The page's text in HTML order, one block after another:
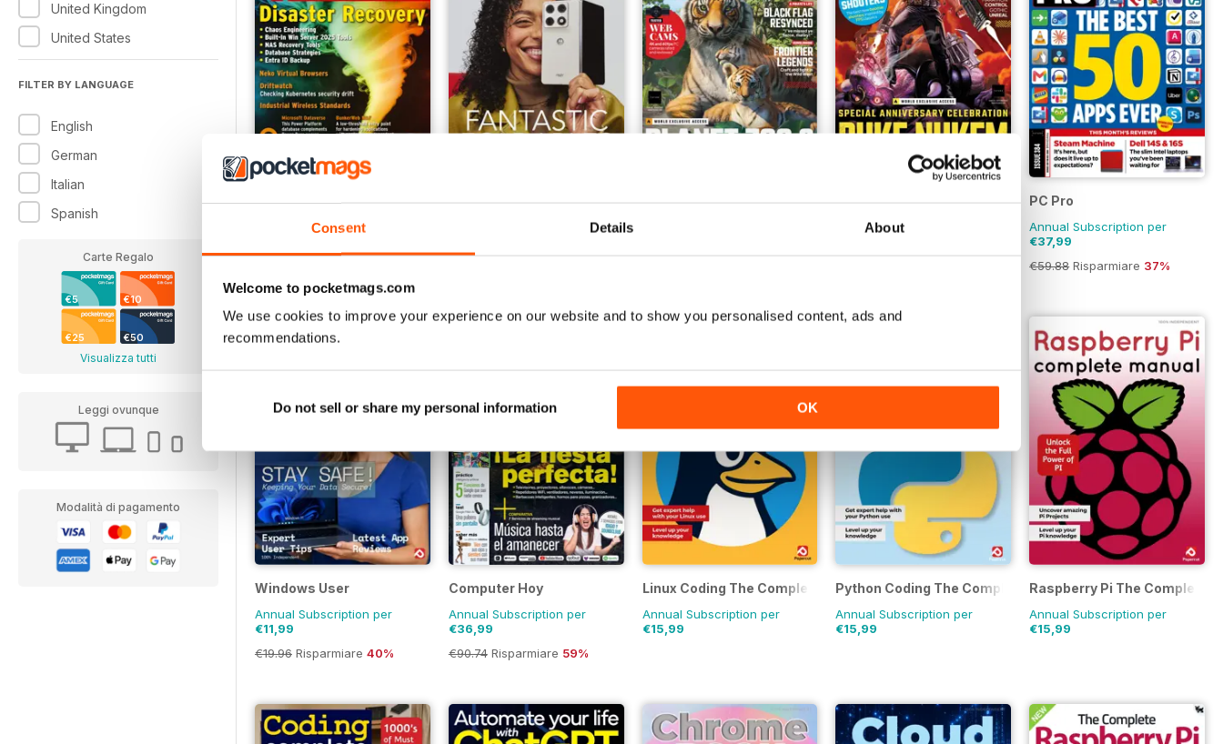
Consent Details About
Welcome to pocketmags.com
We use cookies to improve your experience on our website and to show you personalised content, ads and
recommendations.
Do not sell or share my personal information OK
United Kingdom
United States
FILTER BY LANGUAGE
English
German
Italian
Spanish
Carte Regalo
€5 €10
€25 €50
Visualizza tutti
Leggi ovunque
Modalità di pagamento
ADMIN Magazine
Annual Subscription per
Tech Advisor PC Gamer (US Edition) PC Gamer (UK Edition)
Annual Subscription per
PC Pro
Annual Subscription per
€37,99
€59.88Risparmiare 37%
Windows User
Annual Subscription per
€11,99
€19.96 Risparmiare 40%
Computer Hoy
Annual Subscription per
€36,99
€90.74Risparmiare 59%
Linux Coding The Complete Manual
Annual Subscription per
€15,99
Python Coding The Complete Manual
Annual Subscription per
€15,99
Raspberry Pi The Complete
Annual Subscription per
€15,99